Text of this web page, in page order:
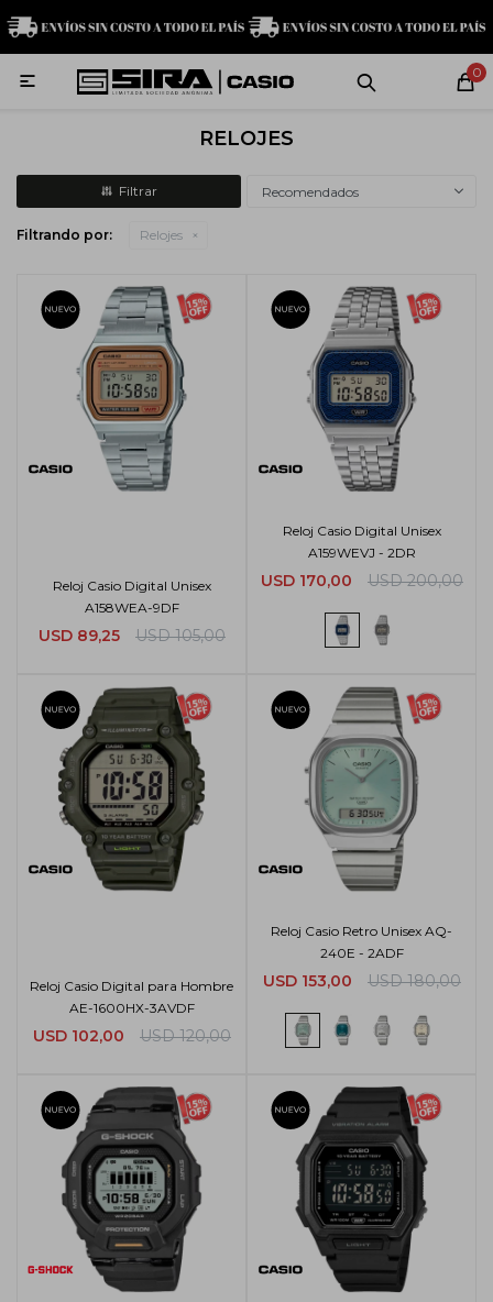
0

RELOJES
Recomendados
Filtrando por: Relojes
Reloj Casio Digital Unisex
A158WEA-9DF
USD 89,25 USD 105,00
Reloj Casio Digital Unisex
A159WEVJ - 2DR
USD 170,00 USD 200,00
Reloj Casio Digital para Hombre
AE-1600HX-3AVDF
USD 102,00 USD 120,00
Reloj Casio Retro Unisex AQ-
240E - 2ADF
USD 153,00 USD 180,00
MI CUENTA
Relojes Servicio técnico Contacto
G-Shock
Edifice
Casio